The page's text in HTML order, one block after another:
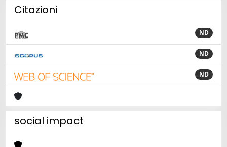
Citazioni
ND
ND
ND
social impact